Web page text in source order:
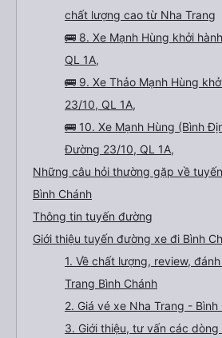
chất lượng cao từ Nha Trang
🚌 8. Xe Mạnh Hùng khởi
QL 1A,
🚌 9. Xe Thảo Mạnh Hùng
23/10, QL 1A,
🚌 10. Xe Mạnh Hùng (Bình
Đường 23/10, QL 1A,
Những câu hỏi thường gặp về
Bình Chánh
Thông tin tuyến đường
Giới thiệu tuyến đường xe đi Bình
1. Về chất lượng, review,
Trang Bình Chánh
2. Giá vé xe Nha Trang - Bình
3. Giới thiệu, tư vấn các